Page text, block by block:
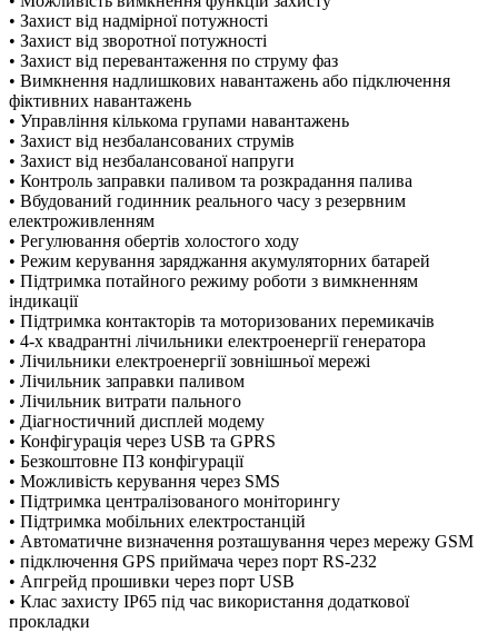
• Захист від надмірної потужності
• Захист від зворотної потужності
• Захист від перевантаження по струму фаз
• Вимкнення надлишкових навантажень або підключення
фіктивних навантажень
• Управління кількома групами навантажень
• Захист від незбалансованих струмів
• Захист від незбалансованої напруги
• Контроль заправки паливом та розкрадання палива
• Вбудований годинник реального часу з резервним
електроживленням
• Регулювання обертів холостого ходу
• Режим керування заряджання акумуляторних батарей
• Підтримка потайного режиму роботи з вимкненням
індикації
• Підтримка контакторів та моторизованих перемикачів
• 4-х квадрантні лічильники електроенергії генератора
• Лічильники електроенергії зовнішньої мережі
• Лічильник заправки паливом
• Лічильник витрати пального
• Діагностичний дисплей модему
• Конфігурація через USB та GPRS
• Безкоштовне ПЗ конфігурації
• Можливість керування через SMS
• Підтримка централізованого моніторингу
• Підтримка мобільних електростанцій
• Автоматичне визначення розташування через мережу GSM
• підключення GPS приймача через порт RS-232
• Апгрейд прошивки через порт USB
• Клас захисту IP65 під час використання додаткової
прокладки